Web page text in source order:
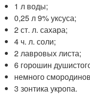
1 л воды;
0,25 л 9% уксуса;
2 ст. л. сахара;
4 ч. л. соли;
2 лавровых листа;
6 горошин
немного
3 зонтика укропа.